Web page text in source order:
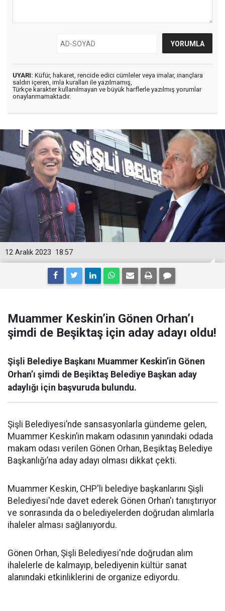
UYARI: Küfür, hakaret, rencide edici cümleler veya imalar, inançlara
saldırı içeren, imla kuralları ile yazılmamış,
Türkçe karakter kullanılmayan ve büyük harflerle yazılmış yorumlar
onaylanmamaktadır.
18:57
12 Aralık 2023
Muammer Keskin’in Gönen Orhan’ı
şimdi de Beşiktaş için aday adayı oldu!
Şişli Belediye Başkanı Muammer Keskin’in Gönen
Orhan’ı şimdi de Beşiktaş Belediye Başkan aday
adaylığı için başvuruda bulundu.
Şişli Belediyesi’nde sansasyonlarla gündeme gelen,
Muammer Keskin’in makam odasının yanındaki odada
makam odası verilen Gönen Orhan, Beşiktaş Belediye
Başkanlığı’na aday adayı olması dikkat çekti.
Muammer Keskin, CHP'li belediye başkanlarını Şişli
Belediyesi'nde davet ederek Gönen Orhan'ı tanıştırıyor
ve sonrasında da o belediyelerden doğrudan alımlarla
ihaleler alması sağlanıyordu.
Gönen Orhan, Şişli Belediyesi'nde doğrudan alım
ihalelerle de kalmayıp, belediyenin kültür sanat
alanındaki etkinliklerini de organize ediyordu.